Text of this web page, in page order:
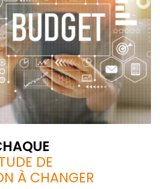
DE
À CHANGER